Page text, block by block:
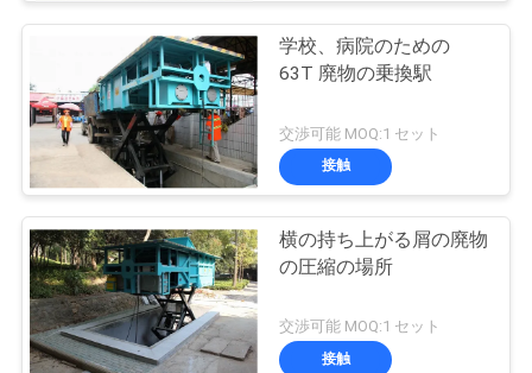
い
ニ
ュ
ー
ス
学校、病院のための
63T 廃物の乗換駅
交渉可能 MOQ:1 セット
接触
横の持ち上がる屑の廃物
の圧縮の場所
交渉可能 MOQ:1 セット
接触